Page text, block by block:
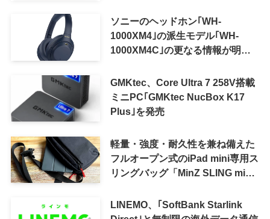
ソニーのヘッドホン｢WH-
1000XM4｣の派生モデル｢WH-
1000XM4C｣の更なる情報が明ら
GMKtec、Core Ultra 7 258V搭載
ミニPC｢GMKtec NucBox K17
Plus｣を発売
軽量・強度・耐久性を兼ね備えた
フルオープン式のiPad mini専用ス
リングバッグ「MinZ SLING mini
LINEMO、｢SoftBank Starlink